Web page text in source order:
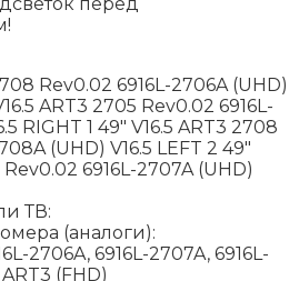
Rev0.02 6916L-2706A (UHD)
ART3 2705 Rev0.02 6916L-
RIGHT 1 49" V16.5 ART3 2708
(UHD) V16.5 LEFT 2 49"
Rev0.02 6916L-2707A (UHD)
ТВ:
(аналоги):
2706A, 6916L-2707A, 6916L-
(FHD)